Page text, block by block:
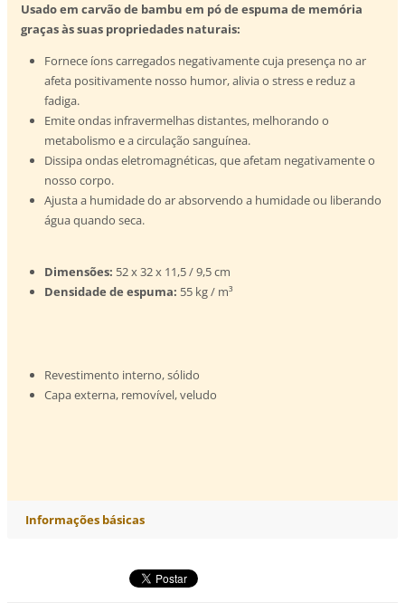
Usado em carvão de bambu em pó de espuma de memória
graças às suas propriedades naturais:
Fornece íons carregados negativamente cuja presença no ar
afeta positivamente nosso humor, alivia o stress e reduz a
fadiga.
Emite ondas infravermelhas distantes, melhorando o
metabolismo e a circulação sanguínea.
Dissipa ondas eletromagnéticas, que afetam negativamente o
nosso corpo.
Ajusta a humidade do ar absorvendo a humidade ou liberando
água quando seca.
Dimensões: 52 x 32 x 11,5 / 9,5 cm
Densidade de espuma: 55 kg / m³
Revestimento interno, sólido
Capa externa, removível, veludo
Informações básicas